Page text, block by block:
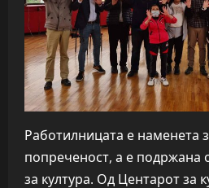
Работилницата е наменета
попреченост, а е подржана
за култура. Од Центарот за